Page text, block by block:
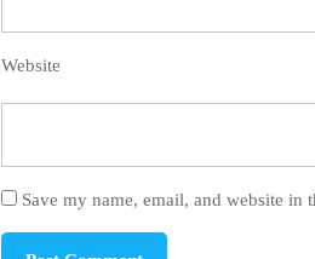
Website
Save my name, email, and website